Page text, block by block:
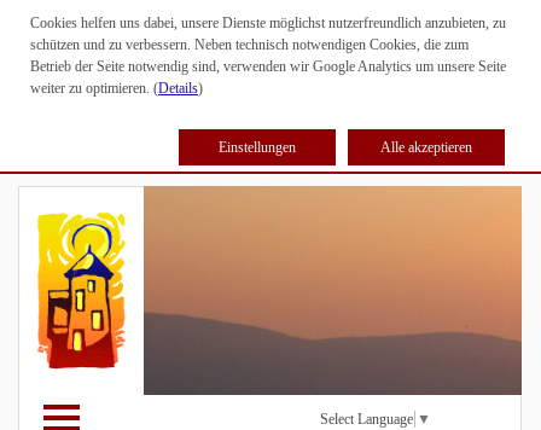
Cookies helfen uns dabei, unsere Dienste möglichst nutzerfreundlich anzubieten, zu
schützen und zu verbessern. Neben technisch notwendigen Cookies, die zum
Betrieb der Seite notwendig sind, verwenden wir Google Analytics um unsere Seite
weiter zu optimieren. (Details)
Einstellungen Alle akzeptieren
Select Language ▼